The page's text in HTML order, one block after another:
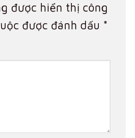
được hiển thị công
được đánh dấu *